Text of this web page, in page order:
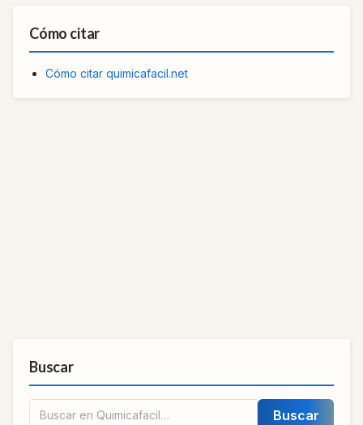
Cómo citar
Cómo citar quimicafacil.net
Buscar
Buscar